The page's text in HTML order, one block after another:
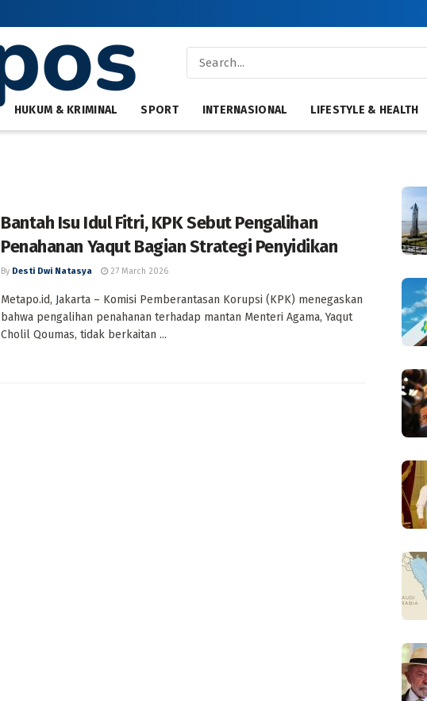
HUKUM & KRIMINAL SPORT INTERNASIONAL LIFESTYLE & HEALTH
Bantah Isu Idul Fitri, KPK Sebut Pengalihan
Penahanan Yaqut Bagian Strategi Penyidikan
By Desti Dwi Natasya 27 March 2026
Metapo.id, Jakarta – Komisi Pemberantasan Korupsi (KPK) menegaskan
bahwa pengalihan penahanan terhadap mantan Menteri Agama, Yaqut
Cholil Qoumas, tidak berkaitan ...